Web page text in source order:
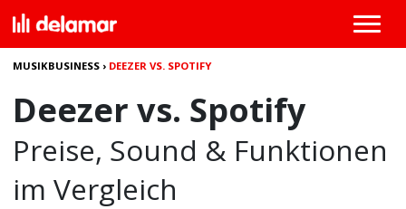
MUSIKBUSINESS › DEEZER VS. SPOTIFY
Deezer vs. Spotify
Preise, Sound & Funktionen
im Vergleich